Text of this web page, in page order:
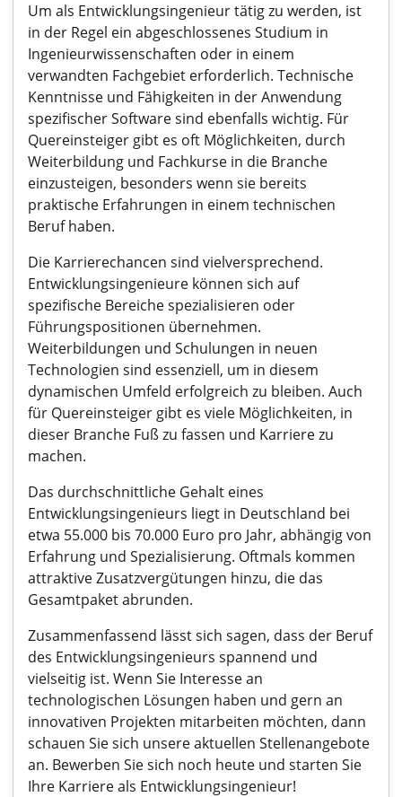
Um als Entwicklungsingenieur tätig zu werden, ist
in der Regel ein abgeschlossenes Studium in
Ingenieurwissenschaften oder in einem
verwandten Fachgebiet erforderlich. Technische
Kenntnisse und Fähigkeiten in der Anwendung
spezifischer Software sind ebenfalls wichtig. Für
Quereinsteiger gibt es oft Möglichkeiten, durch
Weiterbildung und Fachkurse in die Branche
einzusteigen, besonders wenn sie bereits
praktische Erfahrungen in einem technischen
Beruf haben.
Die Karrierechancen sind vielversprechend.
Entwicklungsingenieure können sich auf
spezifische Bereiche spezialisieren oder
Führungspositionen übernehmen.
Weiterbildungen und Schulungen in neuen
Technologien sind essenziell, um in diesem
dynamischen Umfeld erfolgreich zu bleiben. Auch
für Quereinsteiger gibt es viele Möglichkeiten, in
dieser Branche Fuß zu fassen und Karriere zu
machen.
Das durchschnittliche Gehalt eines
Entwicklungsingenieurs liegt in Deutschland bei
etwa 55.000 bis 70.000 Euro pro Jahr, abhängig von
Erfahrung und Spezialisierung. Oftmals kommen
attraktive Zusatzvergütungen hinzu, die das
Gesamtpaket abrunden.
Zusammenfassend lässt sich sagen, dass der Beruf
des Entwicklungsingenieurs spannend und
vielseitig ist. Wenn Sie Interesse an
technologischen Lösungen haben und gern an
innovativen Projekten mitarbeiten möchten, dann
schauen Sie sich unsere aktuellen Stellenangebote
an. Bewerben Sie sich noch heute und starten Sie
Ihre Karriere als Entwicklungsingenieur!